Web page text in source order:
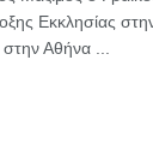
Εκκλησίας
Αθήνα ...